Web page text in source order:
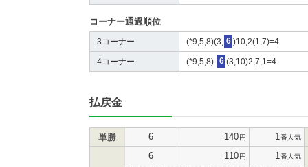
コーナー通過順位
3コーナー (*9,5,8)(3, 6 )10,2(1,7)=4
4コーナー (*9,5,8)- 6 (3,10)2,7,1=4
払戻金
単勝 6 140円 1 番人気
6 110円 1 番人気